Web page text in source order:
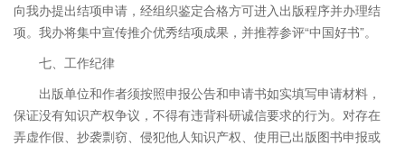
向我办提出结项申请，经组织鉴定合格方可进入出版程序并办理结
项。我办将集中宣传推介优秀结项成果，并推荐参评“中国好书”。
七、工作纪律
出版单位和作者须按照申报公告和申请书如实填写申请材料，
保证没有知识产权争议，不得有违背科研诚信要求的行为。对存在
弄虚作假、抄袭剽窃、侵犯他人知识产权、使用已出版图书申报或